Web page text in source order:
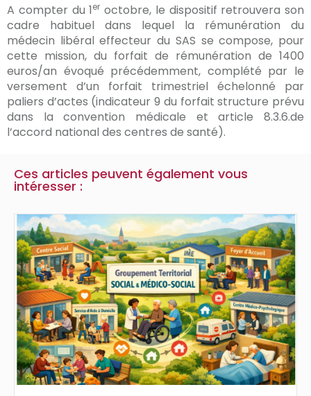
A compter du 1er octobre, le dispositif retrouvera son
cadre habituel dans lequel la rémunération du
médecin libéral effecteur du SAS se compose, pour
cette mission, du forfait de rémunération de 1400
euros/an évoqué précédemment, complété par le
versement d’un forfait trimestriel échelonné par
paliers d’actes (indicateur 9 du forfait structure prévu
dans la convention médicale et article 8.3.6.de
l’accord national des centres de santé).
Ces articles peuvent également vous
intéresser :